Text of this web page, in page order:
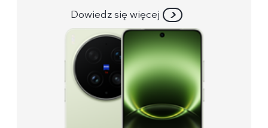
Dowiedz się więcej